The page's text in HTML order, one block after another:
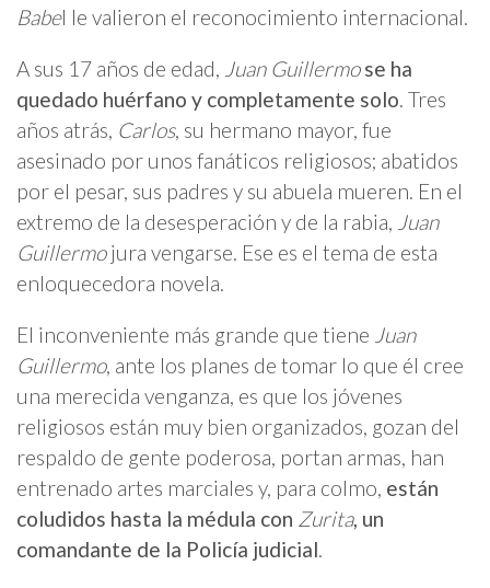
Babel le valieron el reconocimiento internacional.
A sus 17 años de edad, Juan Guillermose ha
quedado huérfano y completamente solo. Tres
años atrás, Carlos, su hermano mayor, fue
asesinado por unos fanáticos religiosos; abatidos
por el pesar, sus padres y su abuela mueren. En el
extremo de la desesperación y de la rabia, Juan
Guillermojura vengarse. Ese es el tema de esta
enloquecedora novela.
El inconveniente más grande que tiene Juan
Guillermo, ante los planes de tomar lo que él cree
una merecida venganza, es que los jóvenes
religiosos están muy bien organizados, gozan del
respaldo de gente poderosa, portan armas, han
entrenado artes marciales y, para colmo, están
coludidos hasta la médula con Zurita, un
comandante de la Policía judicial.